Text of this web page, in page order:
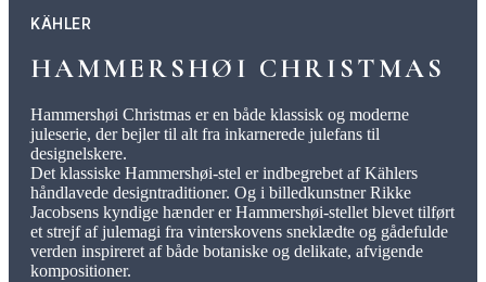
KÄHLER
HAMMERSHØI CHRISTMAS
Hammershøi Christmas er en både klassisk og moderne
juleserie, der bejler til alt fra inkarnerede julefans til
designelskere.
Det klassiske Hammershøi-stel er indbegrebet af Kählers
håndlavede designtraditioner. Og i billedkunstner Rikke
Jacobsens kyndige hænder er Hammershøi-stellet blevet tilført
et strejf af julemagi fra vinterskovens sneklædte og gådefulde
verden inspireret af både botaniske og delikate, afvigende
kompositioner.